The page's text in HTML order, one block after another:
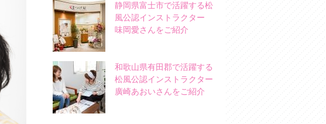
静岡県富士市で活躍する松
風公認インストラクター
味岡愛さんをご紹介
和歌山県有田郡で活躍する
松風公認インストラクター
廣崎あおいさんをご紹介